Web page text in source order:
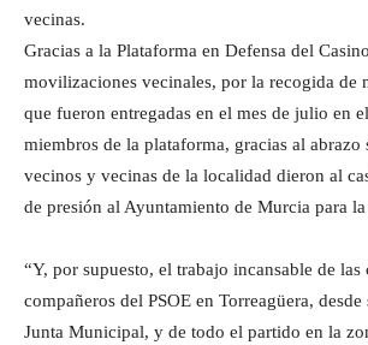
vecinas.
Gracias a la Plataforma en Defensa del
movilizaciones vecinales, por la recogida de
que fueron entregadas en el mes de julio en
miembros de la plataforma, gracias al abrazo
vecinos y vecinas de la localidad dieron al
de presión al Ayuntamiento de Murcia para
“Y, por supuesto, el trabajo incansable de las
compañeros del PSOE en Torreagüera,
Junta Municipal, y de todo el partido en la